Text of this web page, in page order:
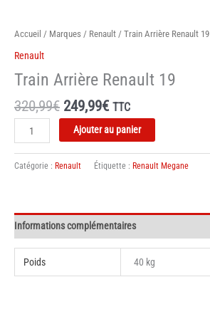
Accueil / Marques / Renault / Train Arrière Renault 19
Renault
Train Arrière Renault 19
320,99€ Le
prix
initial
était :
320,99€.
249,99€Le
prix
actuel
est :
249,99€.
TTC
quantité
de
Train
Arrière
Ajouter au panier
Catégorie : Renault Étiquette : Renault Megane
Informations complémentaires
Poids 40 kg